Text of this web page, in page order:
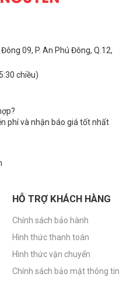
09, P. An Phú Đông, Q.12,
chiều)
phí và nhận báo giá tốt nhất
HỖ TRỢ KHÁCH HÀNG
Chính sách bảo hành
Hình thức thanh toán
Hình thức vận chuyển
Chính sách bảo mật thông tin